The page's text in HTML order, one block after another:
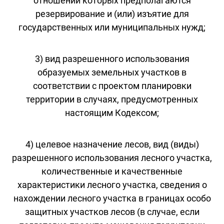
резервирование и (или) изъятие для
государственных или муниципальных нужд;
3) вид разрешенного использования
образуемых земельных участков в
соответствии с проектом планировки
территории в случаях, предусмотренных
настоящим Кодексом;
4) целевое назначение лесов, вид (виды)
разрешенного использования лесного участка,
количественные и качественные
характеристики лесного участка, сведения о
нахождении лесного участка в границах особо
защитных участков лесов (в случае, если